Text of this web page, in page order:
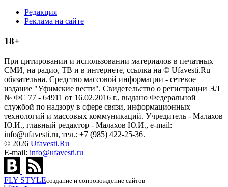
Редакция
Реклама на сайте
18+
При цитировании и использовании материалов в печатных
СМИ, на радио, ТВ и в интернете, ссылка на © Ufavesti.Ru
обязательна. Средство массовой информации - сетевое
издание "Уфимские вести". Свидетельство о регистрации ЭЛ
№ ФС 77 - 64911 от 16.02.2016 г., выдано Федеральной
службой по надзору в сфере связи, информационных
технологий и массовых коммуникаций. Учредитель - Малахов
Ю.И., главный редактор - Малахов Ю.И., e-mail:
info@ufavesti.ru, тел.: +7 (985) 422-25-36.
© 2026 Ufavesti.Ru
E-mail: info@ufavesti.ru
FLY STYLEсоздание и сопровождение сайтов